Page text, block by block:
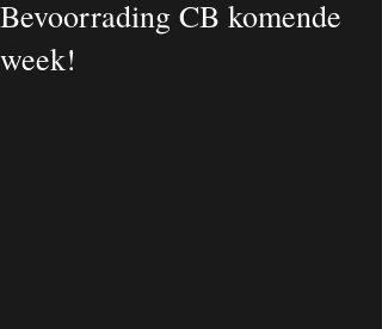
Bevoorrading CB komende
week!